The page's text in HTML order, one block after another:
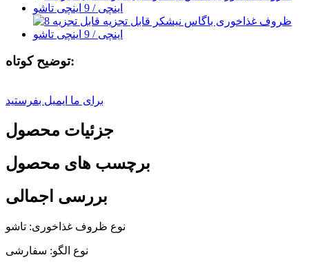
توضیح کوتاه:
برای ما ایمیل بفرستید
جزئیات محصول
برچسب های محصول
بررسی اجمالی
نوع ظروف غذاخوری: تاشو
نوع الگو: سفارشی